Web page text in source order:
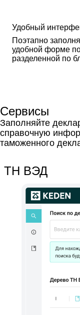
Удобный
Поэтапно
удобной форме
разделенной по
Сервисы
Заполняйте
справочную
таможенного
ТН ВЭД